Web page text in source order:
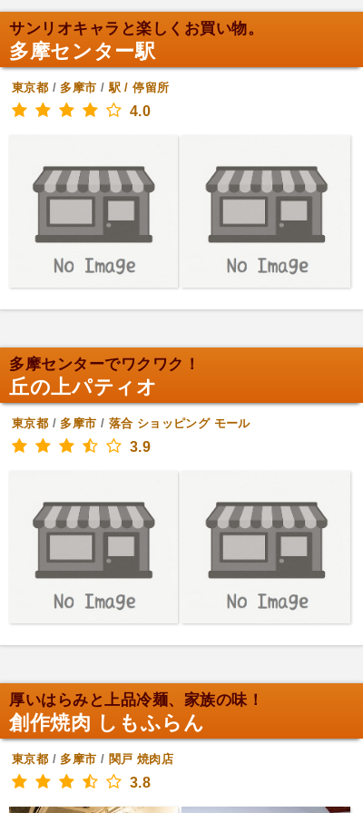
サンリオキャラと楽しくお買い物。
多摩センター駅
東京都 / 多摩市 /駅 / 停留所
4.0
多摩センターでワクワク！
丘の上パティオ
東京都 / 多摩市 / 落合 ショッピング モール
3.9
厚いはらみと上品冷麺、家族の味！
創作焼肉 しもふらん
東京都 / 多摩市 / 関戸 焼肉店
3.8